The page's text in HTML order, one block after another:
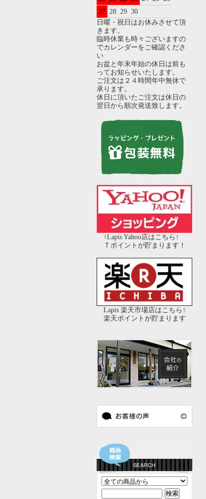
27 28 29 30
日曜・祝日はお休みさせて頂
きます。
臨時休業も時々ございますの
でカレンダーをご確認くださ
い
お盆と年末年始の休日は前も
ってお知らせいたします。
ご注文は２４時間年中無休で
承ります。
休日に頂いたご注文は休日の
翌日から順次発送致します。
↑Lapis Yahoo店はこちら↑
Ｔポイントが貯まります！
Lapis 楽天市場店はこちら↑
楽天ポイントが貯まります